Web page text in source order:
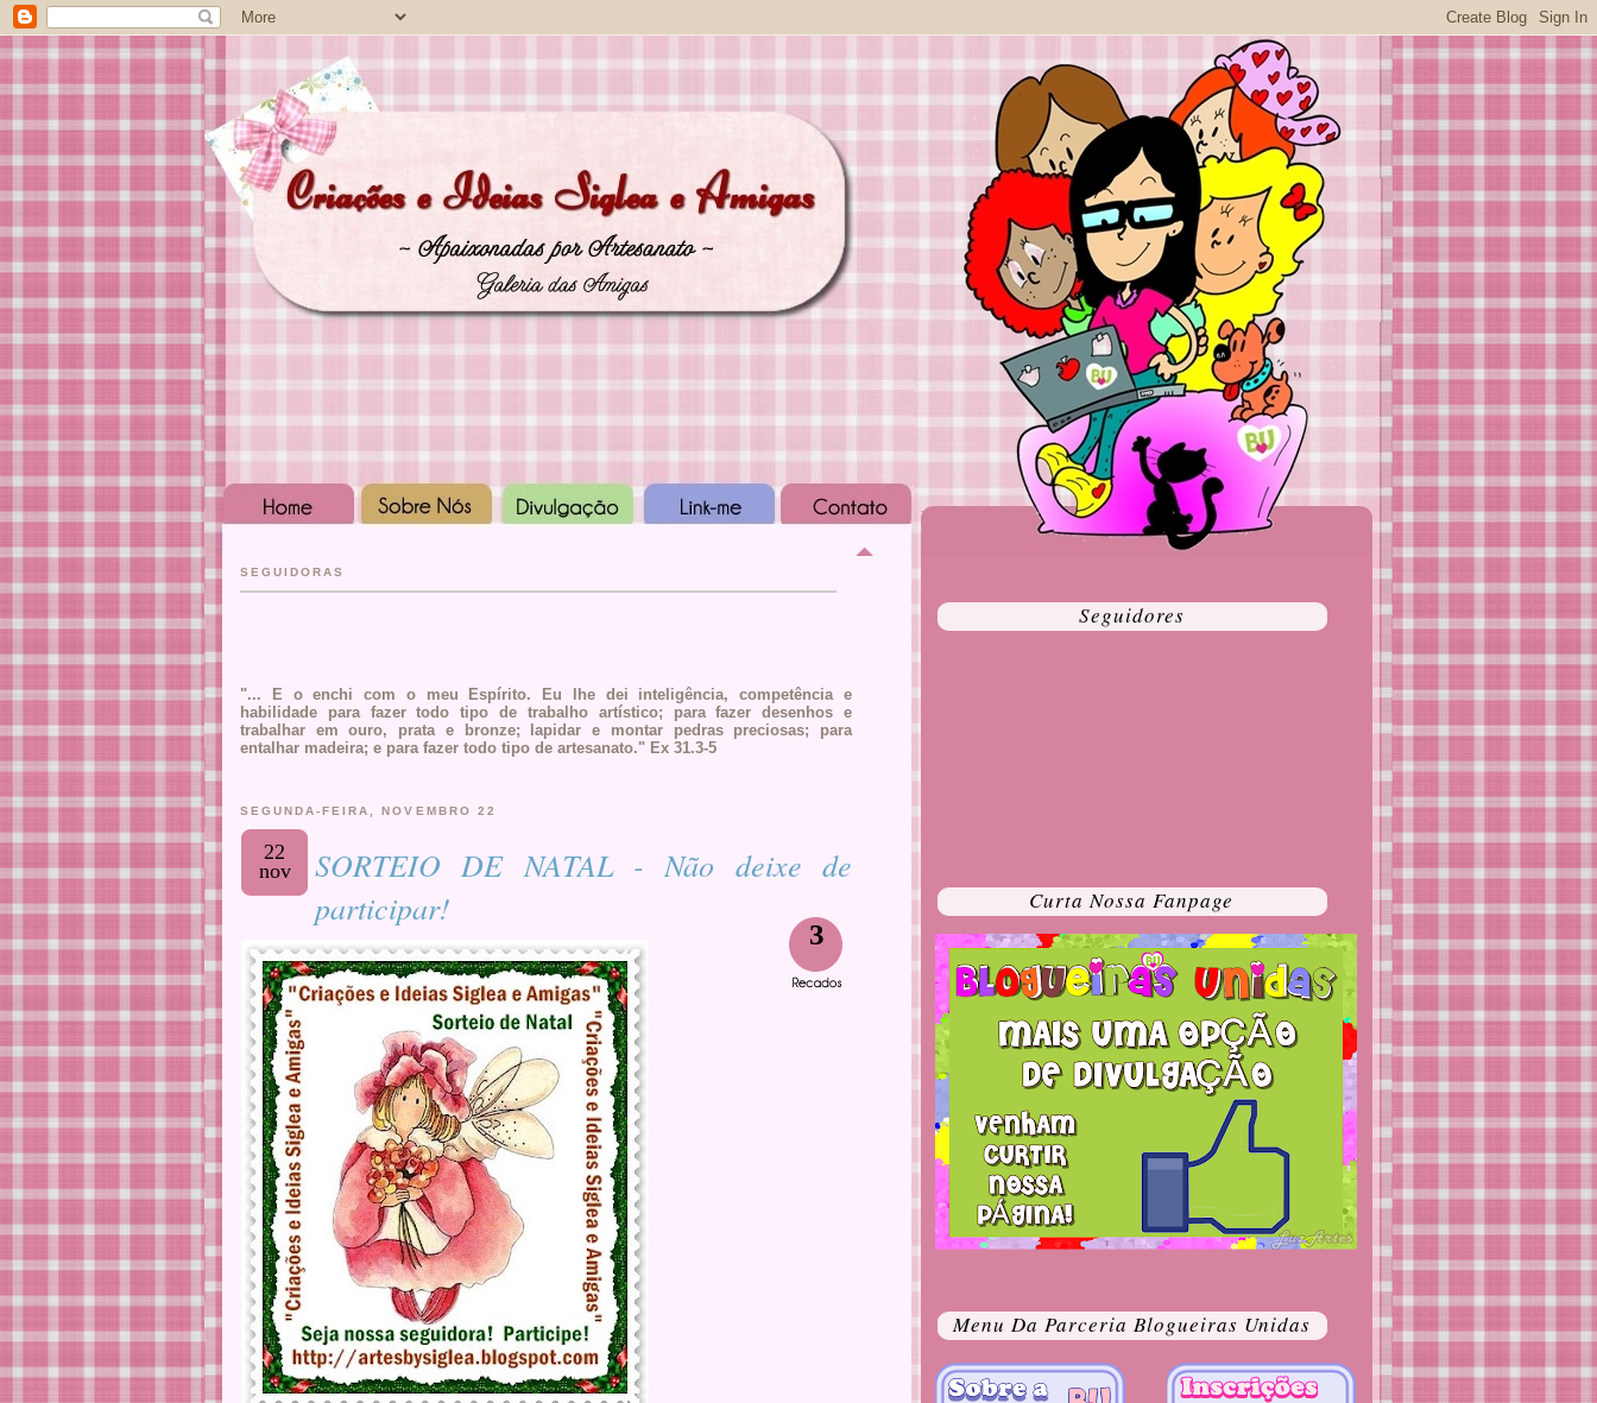
SEGUIDORAS
"... E o enchi com o meu Espírito. Eu lhe dei inteligência, competência e
habilidade para fazer todo tipo de trabalho artístico; para fazer desenhos e
trabalhar em ouro, prata e bronze; lapidar e montar pedras preciosas; para
entalhar madeira; e para fazer todo tipo de artesanato." Ex 31.3-5
SEGUNDA-FEIRA, NOVEMBRO 22
22
nov
SORTEIO DE NATAL - Não deixe de
participar!
3
Seguidores
Curta Nossa Fanpage
Menu Da Parceria Blogueiras Unidas